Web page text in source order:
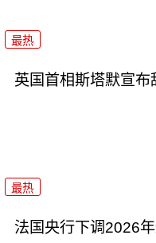
最热
英国首相斯塔默宣布
最热
法国央行下调2026